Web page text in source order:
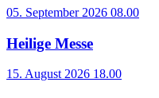
05. September 2026 08.00
Heilige Messe
15. August 2026 18.00